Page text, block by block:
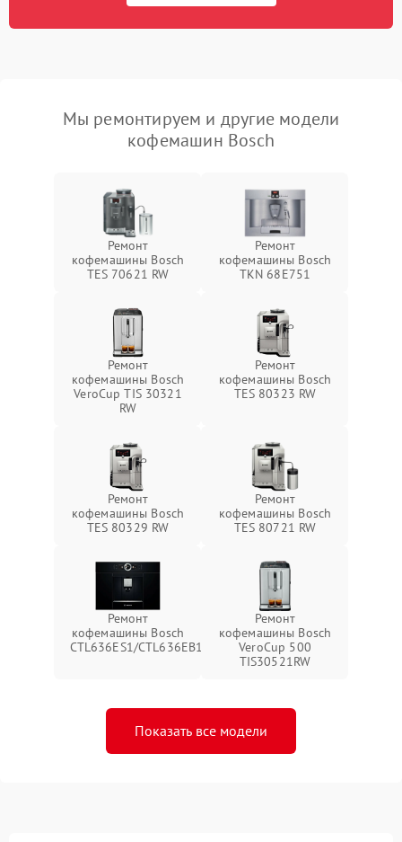
Мы ремонтируем и другие модели
кофемашин Bosch
Ремонт
кофемашины Bosch
TES 70621 RW
Ремонт
кофемашины Bosch
TKN 68E751
Ремонт
кофемашины Bosch
VeroCup TIS 30321
RW
Ремонт
кофемашины Bosch
TES 80323 RW
Ремонт
кофемашины Bosch
TES 80329 RW
Ремонт
кофемашины Bosch
TES 80721 RW
Ремонт
кофемашины Bosch
CTL636ES1/CTL636EB1
Ремонт
кофемашины Bosch
VeroCup 500
TIS30521RW
Показать все модели